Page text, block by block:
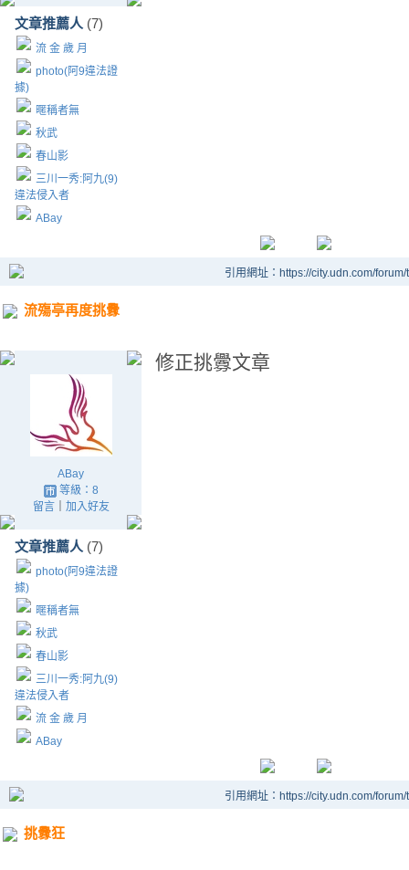
文章推薦人 (7)
流 金 歲 月
photo(阿9違法證
據)
暱稱者無
秋武
春山影
三川一秀:阿九(9)
違法侵入者
ABay
引用網址：https://city.udn.com/
流殤亭再度挑釁
ABay
等級：8
留言｜ 加入好友
文章推薦人 (7)
photo(阿9違法證
據)
暱稱者無
秋武
春山影
三川一秀:阿九(9)
違法侵入者
流 金 歲 月
ABay
修正挑釁文章
引用網址：https://city.udn.com/
挑釁狂